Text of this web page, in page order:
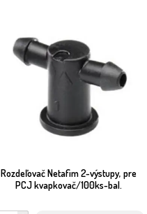
Rozdeľovač Netafim 2-výstupy, pre
PCJ kvapkovač/100ks-bal.